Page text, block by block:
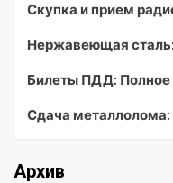
Скупка и прием
Нержавеющая
Билеты ПДД: Полное
Сдача металлолома:
Архив